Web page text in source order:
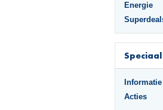
Energie
Acties